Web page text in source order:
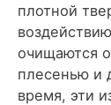
плотной
очищаются
плесенью и
время, эти